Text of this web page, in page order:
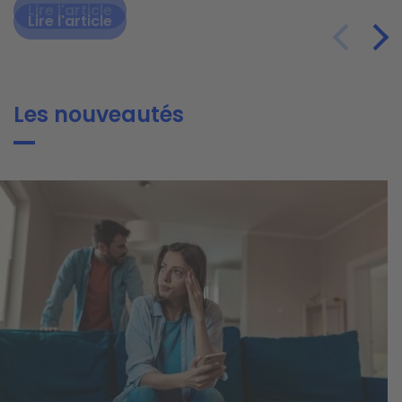
Lire l'article
Lire l'article
Lire l'article
Les nouveautés